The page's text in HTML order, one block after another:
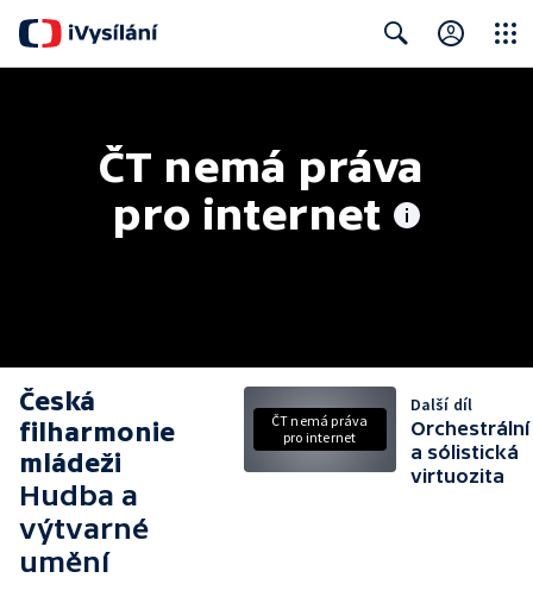
ČT nemá práva
pro internet
Česká
filharmonie
mládeži
Hudba a
výtvarné
umění
ČT nemá práva
pro internet
Další díl
Orchestrální
a sólistická
virtuozita